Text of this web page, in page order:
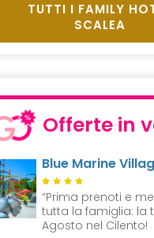
TUTTI I FAMILY
SCALEA
Offerte in
Blue Marine
“Prima prenoti e
tutta la famiglia: la
Agosto nel Cilento!